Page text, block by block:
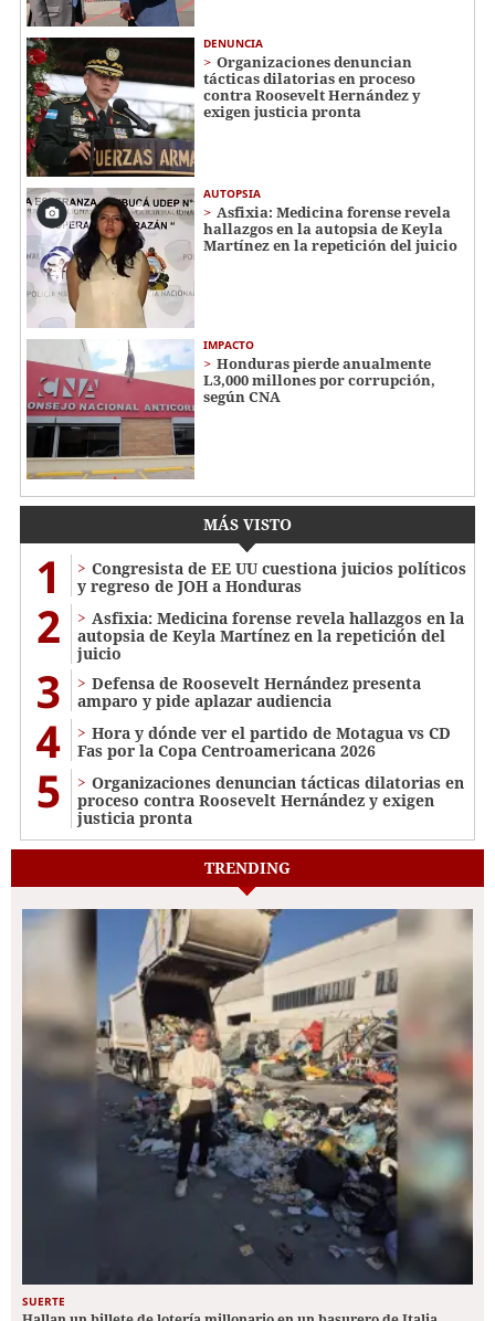
DENUNCIA
Organizaciones denuncian
tácticas dilatorias en proceso
contra Roosevelt Hernández y
exigen justicia pronta
AUTOPSIA
Asfixia: Medicina forense revela
hallazgos en la autopsia de Keyla
Martínez en la repetición del juicio
IMPACTO
Honduras pierde anualmente
L3,000 millones por corrupción,
según CNA
MÁS VISTO
1
Congresista de EE UU cuestiona juicios políticos
y regreso de JOH a Honduras
2
Asfixia: Medicina forense revela hallazgos en la
autopsia de Keyla Martínez en la repetición del
juicio
3
Defensa de Roosevelt Hernández presenta
amparo y pide aplazar audiencia
4
Hora y dónde ver el partido de Motagua vs CD
Fas por la Copa Centroamericana 2026
5
Organizaciones denuncian tácticas dilatorias en
proceso contra Roosevelt Hernández y exigen
justicia pronta
TRENDING
SUERTE